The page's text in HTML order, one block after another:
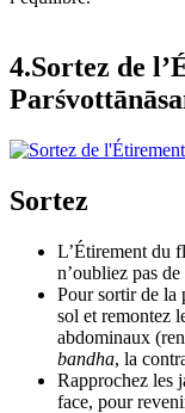
4.Sortez de
Sortez
L’Étirement du
n’oubliez pas
Pour sortir de la
sol et remontez
abdominaux
bandha, la
Rapprochez les
face, pour